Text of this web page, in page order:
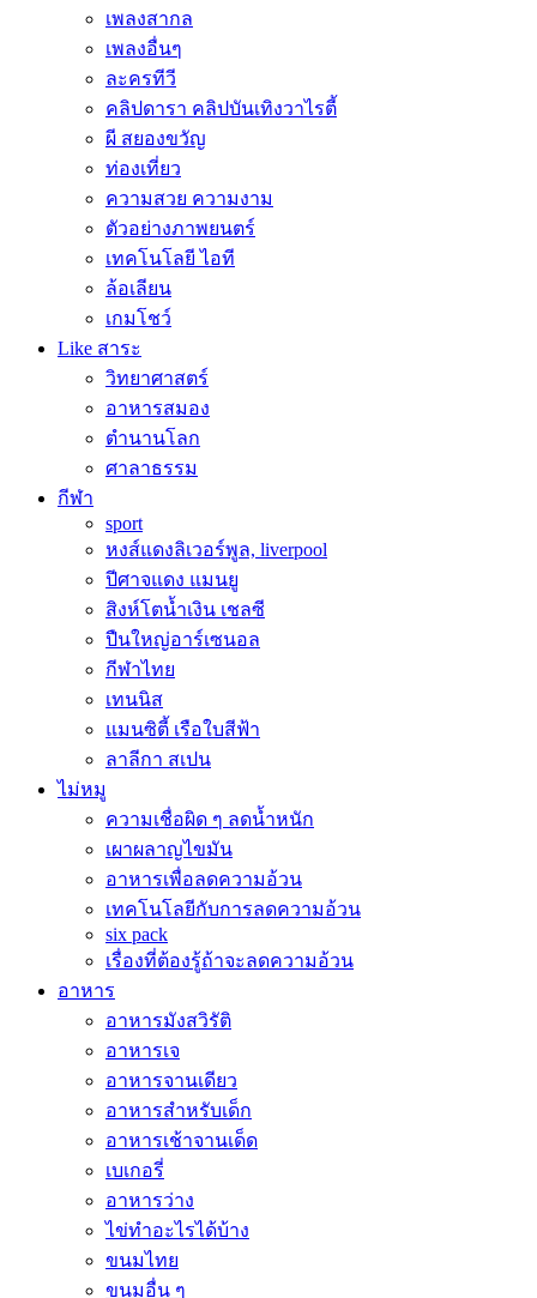
เพลงสากล
เพลงอื่นๆ
ละครทีวี
คลิปดารา คลิปบันเทิงวาไรตี้
ผี สยองขวัญ
ท่องเที่ยว
ความสวย ความงาม
ตัวอย่างภาพยนตร์
เทคโนโลยี ไอที
ล้อเลียน
เกมโชว์
Like สาระ
วิทยาศาสตร์
อาหารสมอง
ตำนานโลก
ศาลาธรรม
กีฬา
sport
หงส์แดงลิเวอร์พูล, liverpool
ปีศาจแดง แมนยู
สิงห์โตน้ำเงิน เชลซี
ปืนใหญ่อาร์เซนอล
กีฬาไทย
เทนนิส
แมนซิตี้ เรือใบสีฟ้า
ลาลีกา สเปน
ไม่หมู
ความเชื่อผิด ๆ ลดน้ำหนัก
เผาผลาญไขมัน
อาหารเพื่อลดความอ้วน
เทคโนโลยีกับการลดความอ้วน
six pack
เรื่องที่ต้องรู้ถ้าจะลดความอ้วน
อาหาร
อาหารมังสวิรัติ
อาหารเจ
อาหารจานเดียว
อาหารสำหรับเด็ก
อาหารเช้าจานเด็ด
เบเกอรี่
อาหารว่าง
ไข่ทำอะไรได้บ้าง
ขนมไทย
ขนมอื่น ๆ